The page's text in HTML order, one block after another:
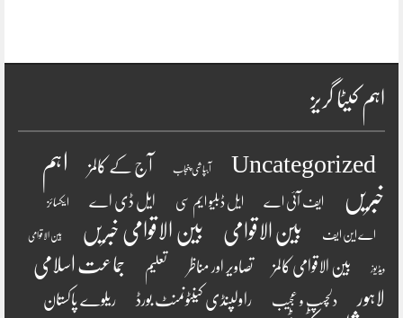
اہم کیٹا گریز
Uncategorized آبپاشی پنجاب آج کے کالمز
اہم
خبریں
ایف آئی اے ایل ڈبلیو ایم سی ایل ڈی اے ایکسائز
اے این ایف بین الاقوامی بین الاقوامی خبریں بین الاقوامی
ویڈیوز بین الاقوامی کالمز تصاویر اور مناظر تعلیم
جماعت اسلامی
لاہور
دلچسپ و عجیب راولپنڈی کینٹونمنٹ بورڈ ریلوے پاکستان